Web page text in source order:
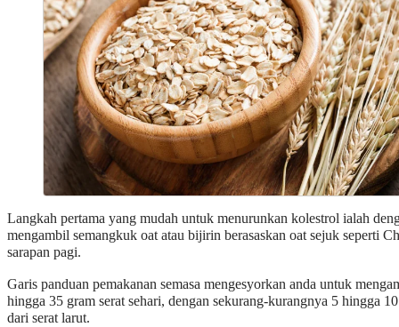
Langkah pertama yang mudah untuk menurunkan kolestrol ialah
mengambil semangkuk oat atau bijirin berasaskan oat sejuk seperti
sarapan pagi.
Garis panduan pemakanan semasa mengesyorkan anda untuk
hingga 35 gram serat sehari, dengan sekurang-kurangnya 5 hingga
dari serat larut.